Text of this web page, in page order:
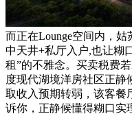
而正在Lounge空间内，
中天井+私厅入户,也让糊
租”的不雅念。买卖税费
度现代湖境洋房社区正静
取收入预期转弱，该客餐
诉你，正静候懂得糊口实